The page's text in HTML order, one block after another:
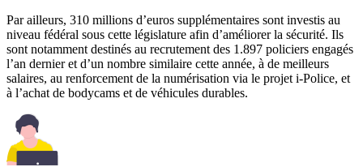
Par ailleurs, 310 millions d’euros supplémentaires sont investis au
niveau fédéral sous cette législature afin d’améliorer la sécurité. Ils
sont notamment destinés au recrutement des 1.897 policiers engagés
l’an dernier et d’un nombre similaire cette année, à de meilleurs
salaires, au renforcement de la numérisation via le projet i-Police, et
à l’achat de bodycams et de véhicules durables.